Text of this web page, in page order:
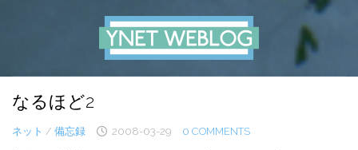
なるほど2
ネット / 備忘録 2008-03-29 0 COMMENTS